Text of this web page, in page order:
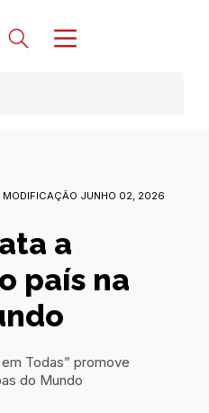
MODIFICAÇÃO JUNHO 02, 2026
a
país na
Todas” promove
do Mundo